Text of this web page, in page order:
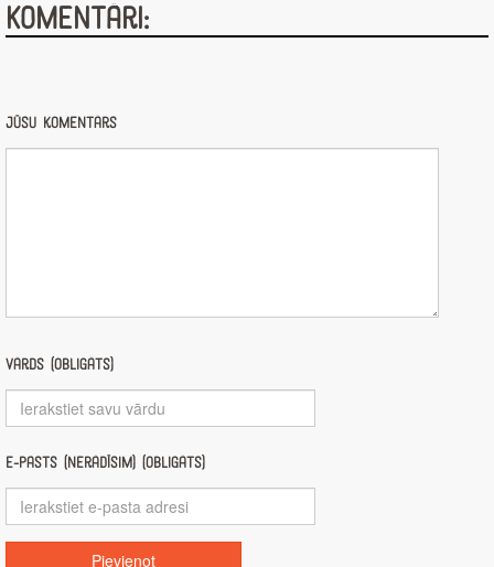
Komentāri:
Jūsu komentārs
Vārds (obligāts)
E-pasts (nerādīsim) (obligāts)